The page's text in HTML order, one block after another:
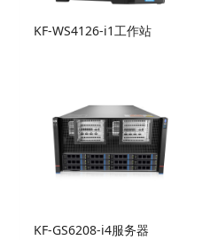
KF-WS4126-i1工作站
KF-GS6208-i4服务器